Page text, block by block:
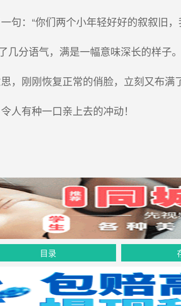
句：“你们两个小年轻好好的叙叙旧，
分语气，满是一幅意味深长的样子。
刚刚恢复正常的俏脸，立刻又布满
有种一口亲上去的冲动！
目录